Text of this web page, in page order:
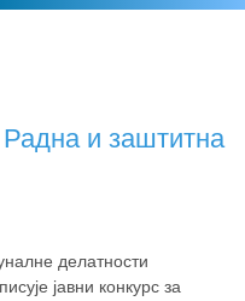
и заштитна
делатности
јавни конкурс за